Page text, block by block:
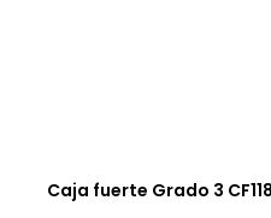
Caja fuerte Grado 3